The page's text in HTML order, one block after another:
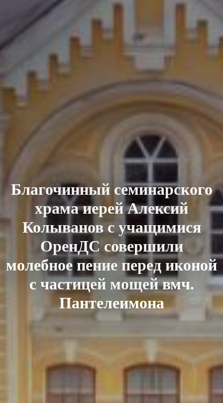
Благочинный семинарского
храма иерей Алексий
Колыванов с учащимися
ОренДС совершили
молебное пение перед иконой
с частицей мощей вмч.
Пантелеимона